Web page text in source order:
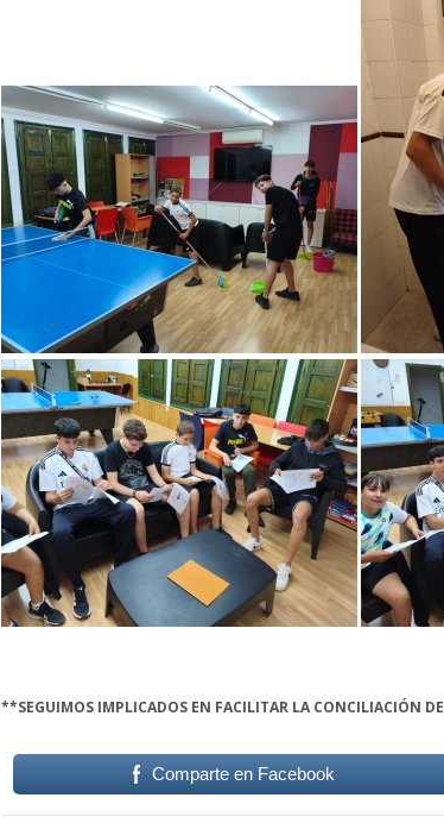
**SEGUIMOS IMPLICADOS EN FACILITAR LA CONCILIACIÓN
Comparte en Facebook